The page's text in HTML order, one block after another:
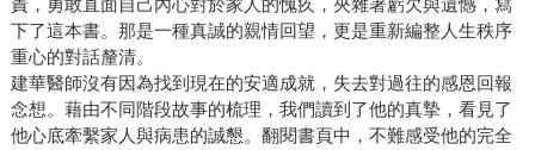
責，勇敢直面自己內心對於家人的愧疚，夾雜著虧欠與遺憾，寫
下了這本書。那是一種真誠的親情回望，更是重新編整人生秩序
重心的對話釐清。
建華醫師沒有因為找到現在的安適成就，失去對過往的感恩回報
念想。藉由不同階段故事的梳理，我們讀到了他的真摯，看見了
他心底牽繫家人與病患的誠懇。翻閱書頁中，不難感受他的完全